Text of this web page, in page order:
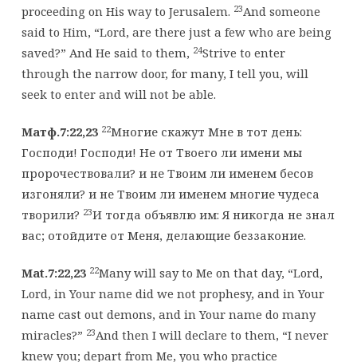
proceeding on His way to Jerusalem. 23And someone
said to Him, “Lord, are there just a few who are being
saved?” And He said to them, 24Strive to enter
through the narrow door, for many, I tell you, will
seek to enter and will not be able.
Матф.7:22,23 22Многие скажут Мне в тот день:
Господи! Господи! Не от Твоего ли имени мы
пророчествовали? и не Твоим ли именем бесов
изгоняли? и не Твоим ли именем многие чудеса
творили? 23И тогда объявлю им: Я никогда не знал
вас; отойдите от Меня, делающие беззаконие.
Mat.7:22,23 22Many will say to Me on that day, “Lord,
Lord, in Your name did we not prophesy, and in Your
name cast out demons, and in Your name do many
miracles?” 23And then I will declare to them, “I never
knew you; depart from Me, you who practice